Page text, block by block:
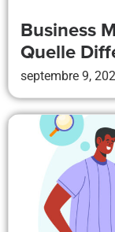
Business
Quelle
septembre 9,